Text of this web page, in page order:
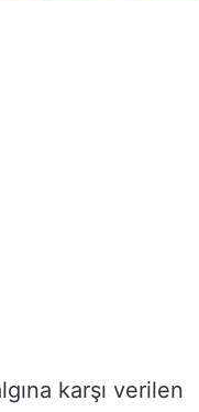
karşı verilen